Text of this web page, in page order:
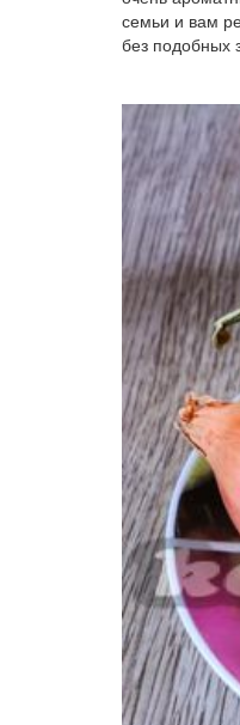
семьи и вам
без подобных